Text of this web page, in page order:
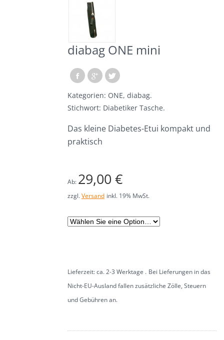
Die Lederschürze
diabag ONE mini
Kategorien: ONE, diabag.
Stichwort: Diabetiker Tasche.
Das kleine Diabetes-Etui kompakt und
praktisch
Ab: 29,00 €
zzgl.Versand inkl. 19% MwSt.
Materialien
Lieferzeit: ca. 2-3 Werktage
Bei Lieferungen in das
Nicht-EU-Ausland fallen zusätzliche Zölle, Steuern
und Gebühren an